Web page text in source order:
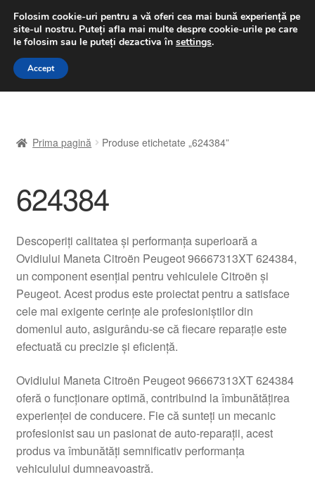
LIVRARE de la 33 lei
luni-vineri 9 a.m. - 4 p.m.031 229 6816
Sari
Sari
A lua legatura
Contul meu
Despre noi
Finalizare comandă
Livrare
Livrare în toată lumea
Plângere
Plățile
Prima pagină Produse etichetate „624384”
624384
Descoperiți calitatea și performanța superioară a
Ovidiului Maneta Citroën Peugeot 96667313XT 624384,
un component esențial pentru vehiculele Citroën și
Peugeot. Acest produs este proiectat pentru a satisface
cele mai exigente cerințe ale profesioniștilor din
domeniul auto, asigurându-se că fiecare reparație este
efectuată cu precizie și eficiență.
Ovidiului Maneta Citroën Peugeot 96667313XT 624384
oferă o funcționare optimă, contribuind la îmbunătățirea
experienței de conducere. Fie că sunteți un mecanic
profesionist sau un pasionat de auto-reparații, acest
produs va îmbunătăți semnificativ performanța
vehiculului dumneavoastră.
Folosim cookie-uri pentru a vă oferi cea mai bună experiență pe
site-ul nostru. Puteți afla mai multe despre cookie-urile pe care
le folosim sau le puteți dezactiva în settings.
Accept